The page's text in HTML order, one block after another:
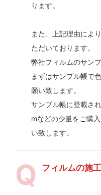
ります。
また、上記理由によ
ただいております。
弊社フィルムのサン
まずはサンプル帳で
願い致します。
サンプル帳に登載さ
mなどの少量をご購
い致します。
フィルムの施